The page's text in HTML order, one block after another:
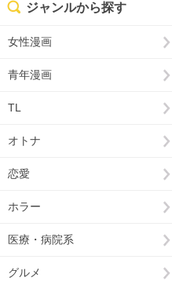
ジャンルから探す
女性漫画
青年漫画
TL
オトナ
恋愛
ホラー
医療・病院系
グルメ